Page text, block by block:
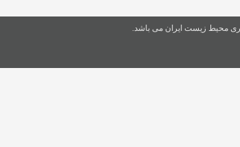
محیط زیست ایران می باشد.